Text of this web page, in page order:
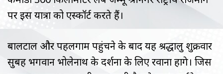
पर इस यात्रा को एस्कॉर्ट करते हैं।
बालटाल और पहलगाम पहुंचने के बाद यह श्रद्धालु शुक्रवार
सुबह भगवान भोलेनाथ के दर्शनों के लिए रवाना होंगे। जिस